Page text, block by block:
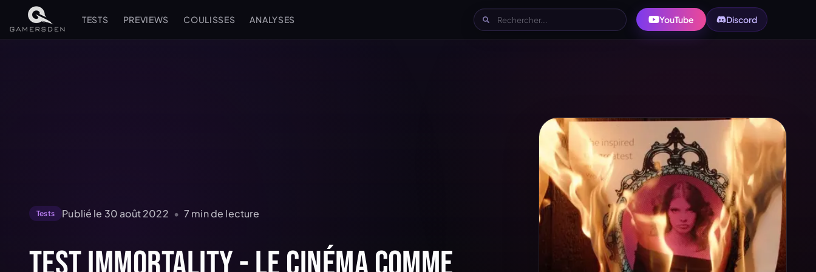
TESTS PREVIEWS COULISSES ANALYSES YouTube Discord
Tests Publié le 30 août 2022 • 7 min de lecture